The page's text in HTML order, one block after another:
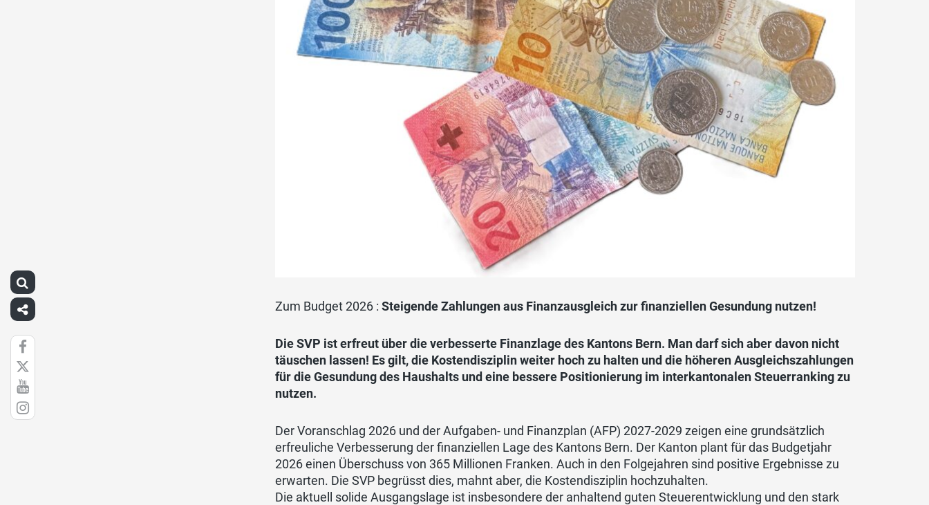
Zum Budget 2026 :Steigende Zahlungen aus Finanzausgleich zur finanziellen Gesundung nutzen!
Die SVP ist erfreut über die verbesserte Finanzlage des Kantons Bern. Man darf sich aber davon nicht
täuschen lassen! Es gilt, die Kostendisziplin weiter hoch zu halten und die höheren Ausgleichszahlungen
für die Gesundung des Haushalts und eine bessere Positionierung im interkantonalen Steuerranking zu
nutzen.
Der Voranschlag 2026 und der Aufgaben- und Finanzplan (AFP) 2027-2029 zeigen eine grundsätzlich
erfreuliche Verbesserung der finanziellen Lage des Kantons Bern. Der Kanton plant für das Budgetjahr
2026 einen Überschuss von 365 Millionen Franken. Auch in den Folgejahren sind positive Ergebnisse zu
erwarten. Die SVP begrüsst dies, mahnt aber, die Kostendisziplin hochzuhalten.
Die aktuell solide Ausgangslage ist insbesondere der anhaltend guten Steuerentwicklung und den stark